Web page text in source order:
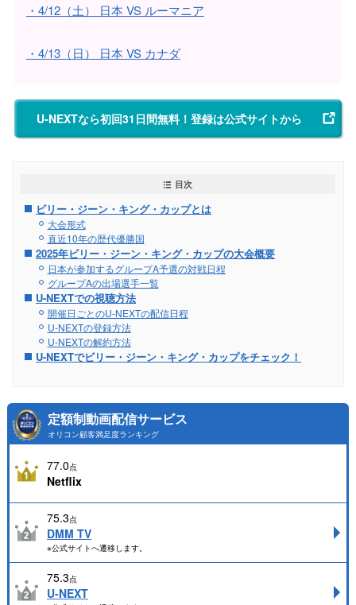
・4/12（土） 日本 VS ルーマニア
・4/13（日） 日本 VS カナダ
U-NEXTなら初回31日間無料！登録は公式サイトから
目次
ビリー・ジーン・キング・カップとは
大会形式
直近10年の歴代優勝国
2025年ビリー・ジーン・キング・カップの大会概要
日本が参加するグループA予選の対戦日程
グループAの出場選手一覧
U-NEXTでの視聴方法
開催日ごとのU-NEXTの配信日程
U-NEXTの登録方法
U-NEXTの解約方法
U-NEXTでビリー・ジーン・キング・カップをチェック！
定額制動画配信サービス
オリコン顧客満足度ランキング
77.0点
Netflix
75.3点
DMM TV
※公式サイトへ遷移します。
75.3点
U-NEXT